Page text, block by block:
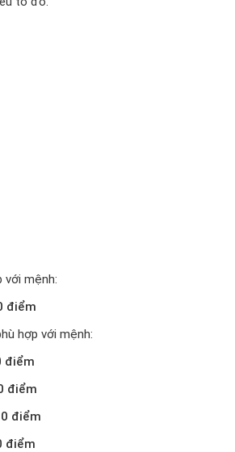
với mệnh:
điểm
hợp với mệnh:
điểm
điểm
điểm
điểm